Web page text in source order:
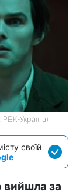
Україна)
своїй
вийшла за